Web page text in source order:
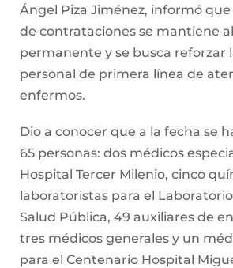
Ángel Piza Jiménez, informó
de contrataciones se mantiene
permanente y se busca reforzar
personal de primera línea de
enfermos.
Dio a conocer que a la fecha se
65 personas: dos médicos
Hospital Tercer Milenio, cinco
laboratoristas para el
Salud Pública, 49 auxiliares de
tres médicos generales y un
para el Centenario Hospital